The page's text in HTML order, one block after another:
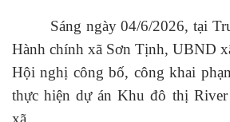
Sáng ngày 04/6/2026, tại
Hành chính xã Sơn Tịnh, UBND
Hội nghị công bố, công khai
thực hiện dự án Khu đô thị
xã.